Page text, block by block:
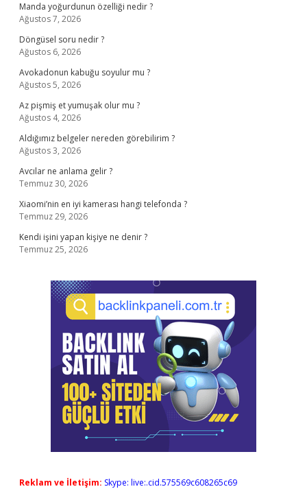
Manda yoğurdunun özelliği nedir ?
Ağustos 7, 2026
Döngüsel soru nedir ?
Ağustos 6, 2026
Avokadonun kabuğu soyulur mu ?
Ağustos 5, 2026
Az pişmiş et yumuşak olur mu ?
Ağustos 4, 2026
Aldığımız belgeler nereden görebilirim ?
Ağustos 3, 2026
Avcılar ne anlama gelir ?
Temmuz 30, 2026
Xiaomi’nin en iyi kamerası hangi telefonda ?
Temmuz 29, 2026
Kendi işini yapan kişiye ne denir ?
Temmuz 25, 2026
Reklam ve İletişim: Skype: live:.cid.575569c608265c69